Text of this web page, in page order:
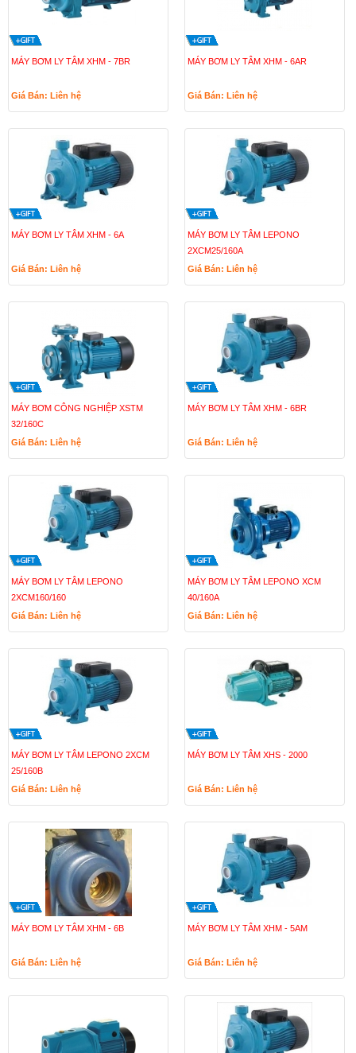
MÁY BƠM LY TÂM XHM - 7BR
Giá Bán: Liên hệ
MÁY BƠM LY TÂM XHM - 6AR
Giá Bán: Liên hệ
MÁY BƠM LY TÂM XHM - 6A
Giá Bán: Liên hệ
MÁY BƠM LY TÂM LEPONO
2XCM25/160A
Giá Bán: Liên hệ
MÁY BƠM CÔNG NGHIỆP XSTM
32/160C
Giá Bán: Liên hệ
MÁY BƠM LY TÂM XHM - 6BR
Giá Bán: Liên hệ
MÁY BƠM LY TÂM LEPONO
2XCM160/160
Giá Bán: Liên hệ
MÁY BƠM LY TÂM LEPONO XCM
40/160A
Giá Bán: Liên hệ
MÁY BƠM LY TÂM LEPONO 2XCM
25/160B
Giá Bán: Liên hệ
MÁY BƠM LY TÂM XHS - 2000
Giá Bán: Liên hệ
MÁY BƠM LY TÂM XHM - 6B
Giá Bán: Liên hệ
MÁY BƠM LY TÂM XHM - 5AM
Giá Bán: Liên hệ